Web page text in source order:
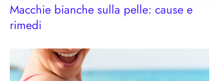
Macchie bianche sulla pelle: cause e
rimedi